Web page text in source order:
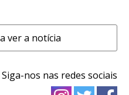
ver a notícia
Siga-nos nas redes sociais